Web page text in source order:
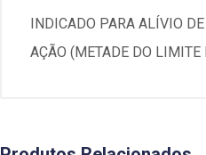
INDICADO PARA ALÍVIO
AÇÃO (METADE DO LIMITE